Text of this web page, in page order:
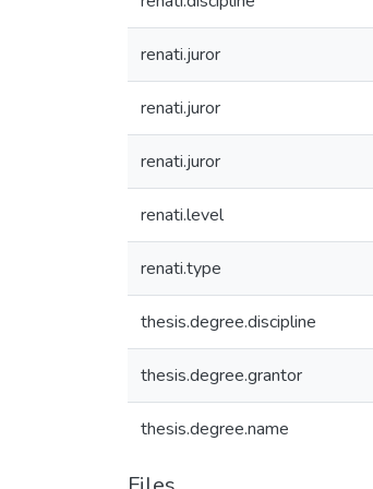
renati.juror
renati.juror
renati.juror
renati.level
renati.type
thesis.degree.discipline
thesis.degree.grantor
thesis.degree.name